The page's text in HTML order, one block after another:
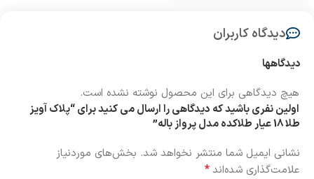
دیدگاه کاربران
دیدگاهها
هیچ دیدگاهی برای این محصول نوشته نشده است.
اولین نفری باشید که دیدگاهی را ارسال می کنید برای “پلاک آویز
طلا 18 عیار طلاکده مدل پرواز باله”
نشانی ایمیل شما منتشر نخواهد شد. بخش‌های موردنیاز
علامت‌گذاری شده‌اند*